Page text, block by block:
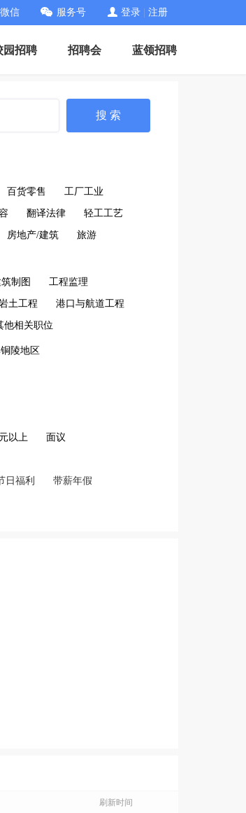
信 服务号 登录 注册
园招聘 招聘会 蓝领招聘
搜 索
百货零售 工厂工业
翻译法律 轻工工艺
房地产/建筑 旅游
制图 工程监理
土工程 港口与航道工程
他相关职位
陵地区
以上 面议
日福利 带薪年假
刷新时间